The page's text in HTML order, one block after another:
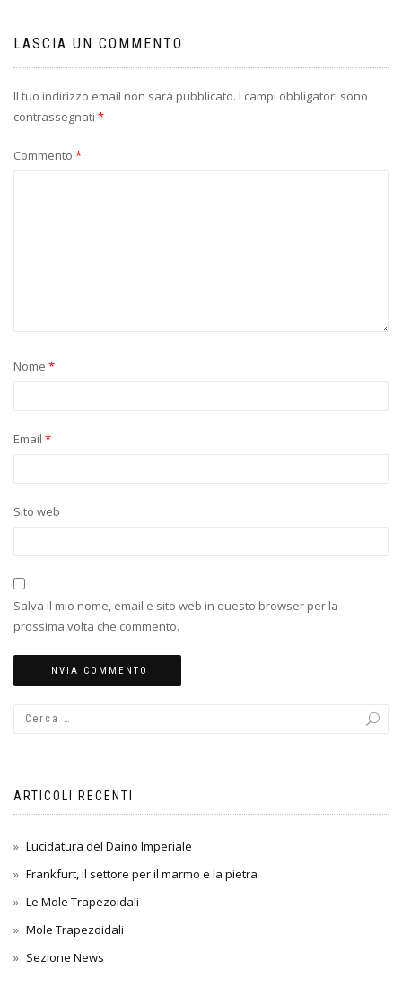
LASCIA UN COMMENTO
Il tuo indirizzo email non sarà pubblicato. I campi obbligatori sono
contrassegnati *
Commento *
Nome *
Email *
Sito web
Salva il mio nome, email e sito web in questo browser per la
prossima volta che commento.
ARTICOLI RECENTI
Lucidatura del Daino Imperiale
Frankfurt, il settore per il marmo e la pietra
Le Mole Trapezoidali
Mole Trapezoidali
Sezione News